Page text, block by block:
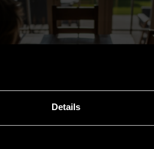
Details